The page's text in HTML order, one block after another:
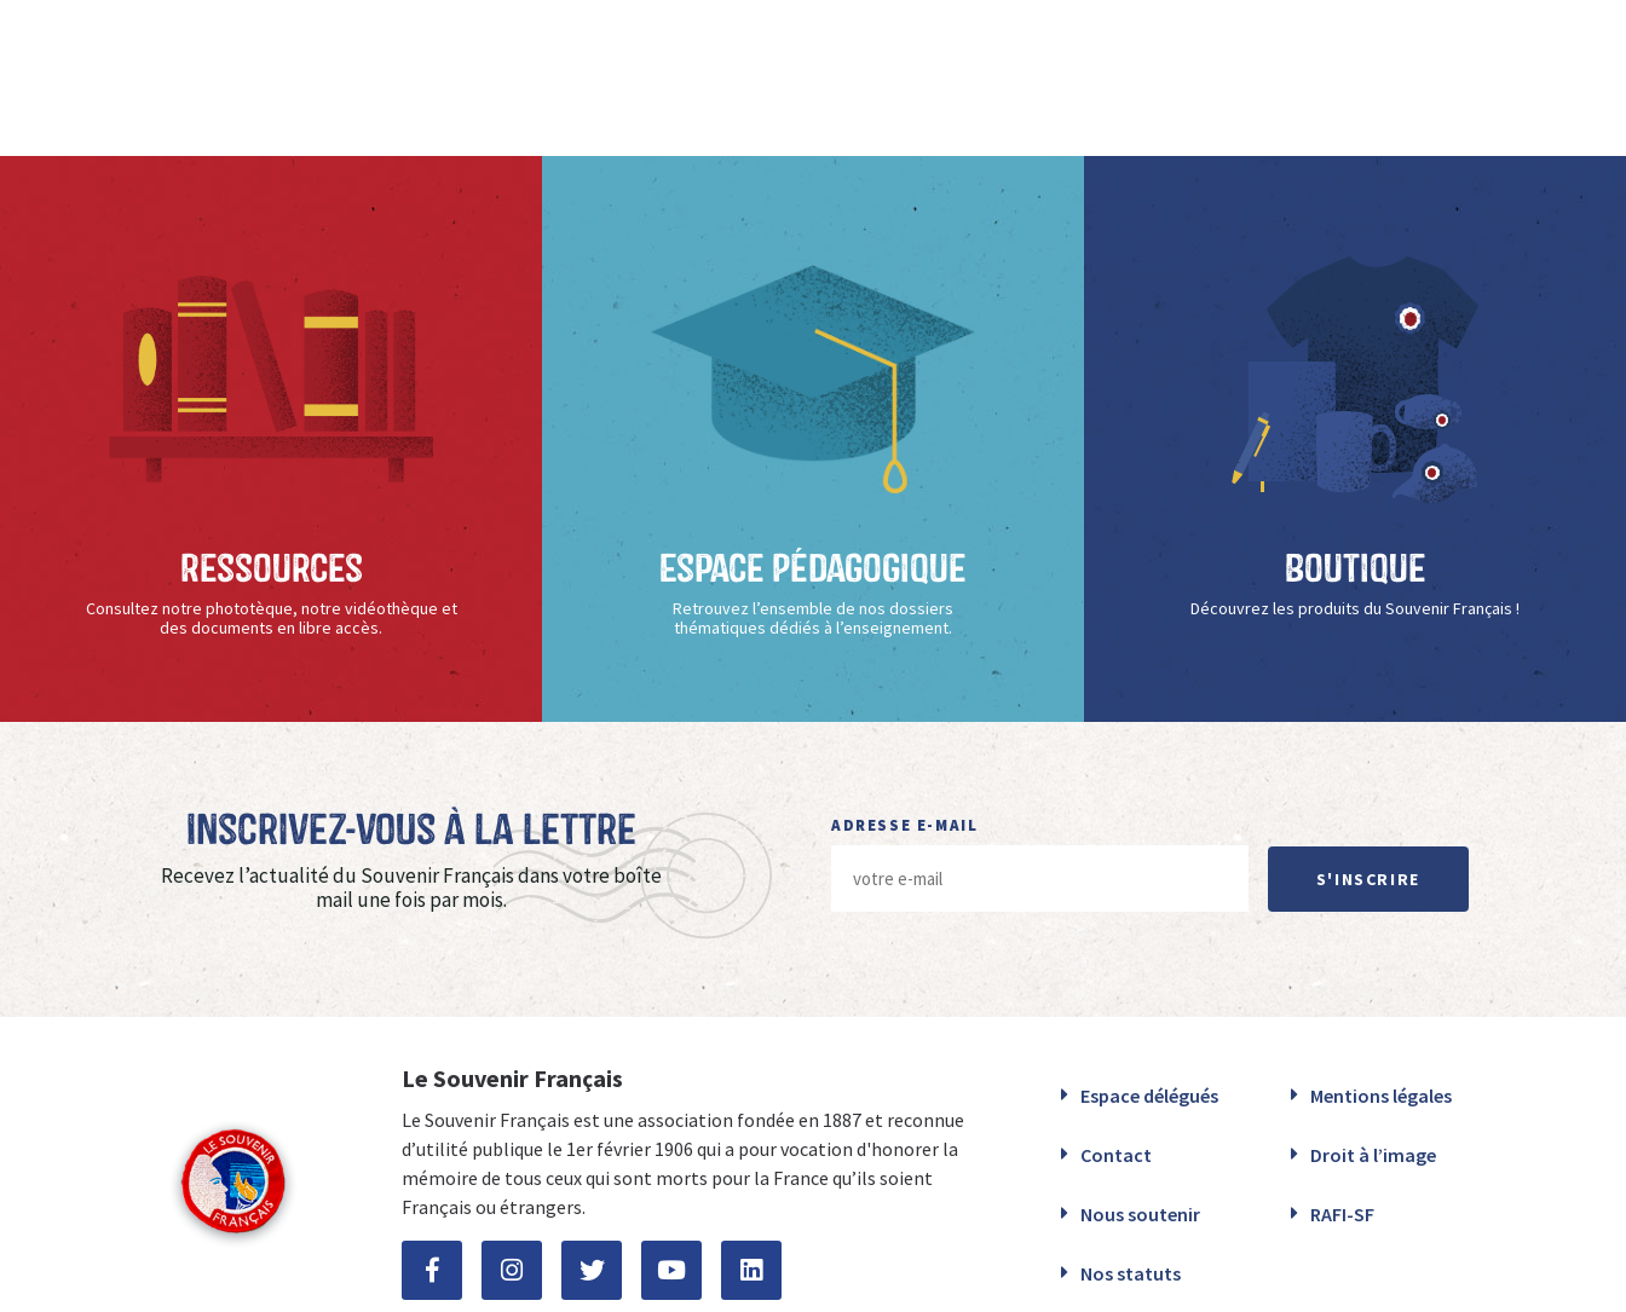
Ressources
Consultez notre phototèque, notre vidéothèque et
des documents en libre accès.
Espace Pédagogique
Retrouvez l’ensemble de nos dossiers
thématiques dédiés à l’enseignement.
Boutique
Découvrez les produits du Souvenir Français !
Inscrivez-vous à La Lettre
Recevez l’actualité du Souvenir Français dans votre boîte
mail une fois par mois.
ADRESSE E-MAIL
S'INSCRIRE
Le Souvenir Français
Le Souvenir Français est une association fondée en 1887 et reconnue
d’utilité publique le 1er février 1906 qui a pour vocation d'honorer la
mémoire de tous ceux qui sont morts pour la France qu’ils soient
Français ou étrangers.
Espace délégués Mentions légales
Contact Droit à l’image
Nous soutenir RAFI-SF
Nos statuts